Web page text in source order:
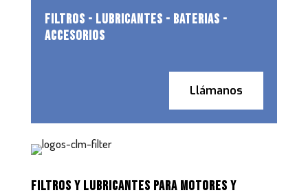
FILTROS - LUBRICANTES - BATERIAS -
ACCESORIOS
Llámanos
FILTROS Y LUBRICANTES PARA MOTORES Y